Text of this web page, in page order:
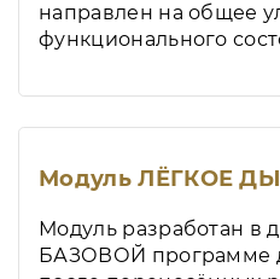
направлен на общее
функционального
Модуль ЛЁГКОЕ
Модуль разработан в
БАЗОВОЙ программе